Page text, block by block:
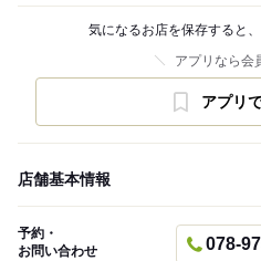
気になるお店を保存すると
アプリなら会
アプリ
店舗基本情報
予約・
お問い合わせ
078-